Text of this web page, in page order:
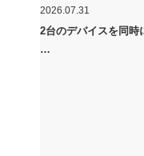
2026.07.31
2台のデバイスを同時
…